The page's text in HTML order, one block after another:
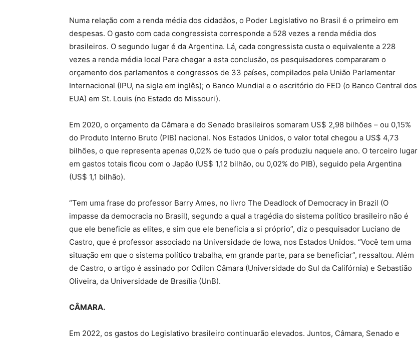
Numa relação com a renda média dos cidadãos, o Poder Legislativo no Brasil é o primeiro em
despesas. O gasto com cada congressista corresponde a 528 vezes a renda média dos
brasileiros. O segundo lugar é da Argentina. Lá, cada congressista custa o equivalente a 228
vezes a renda média local Para chegar a esta conclusão, os pesquisadores compararam o
orçamento dos parlamentos e congressos de 33 países, compilados pela União Parlamentar
Internacional (IPU, na sigla em inglês); o Banco Mundial e o escritório do FED (o Banco Central dos
EUA) em St. Louis (no Estado do Missouri).
Em 2020, o orçamento da Câmara e do Senado brasileiros somaram US$ 2,98 bilhões – ou 0,15%
do Produto Interno Bruto (PIB) nacional. Nos Estados Unidos, o valor total chegou a US$ 4,73
bilhões, o que representa apenas 0,02% de tudo que o país produziu naquele ano. O terceiro lugar
em gastos totais ficou com o Japão (US$ 1,12 bilhão, ou 0,02% do PIB), seguido pela Argentina
(US$ 1,1 bilhão).
“Tem uma frase do professor Barry Ames, no livro The Deadlock of Democracy in Brazil (O
impasse da democracia no Brasil), segundo a qual a tragédia do sistema político brasileiro não é
que ele beneficie as elites, e sim que ele beneficia a si próprio”, diz o pesquisador Luciano de
Castro, que é professor associado na Universidade de Iowa, nos Estados Unidos. “Você tem uma
situação em que o sistema político trabalha, em grande parte, para se beneficiar”, ressaltou. Além
de Castro, o artigo é assinado por Odilon Câmara (Universidade do Sul da Califórnia) e Sebastião
Oliveira, da Universidade de Brasília (UnB).
CÂMARA.
Em 2022, os gastos do Legislativo brasileiro continuarão elevados. Juntos, Câmara, Senado e